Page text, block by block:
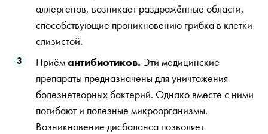
аллергенов, возникает раздражённые области,
способствующие проникновению грибка в клетки
слизистой.
Приёмантибиотиков. Эти медицинские
препараты предназначены для уничтожения
болезнетворных бактерий. Однако вместе с ними
погибают и полезные микроорганизмы.
Возникновение дисбаланса позволяет